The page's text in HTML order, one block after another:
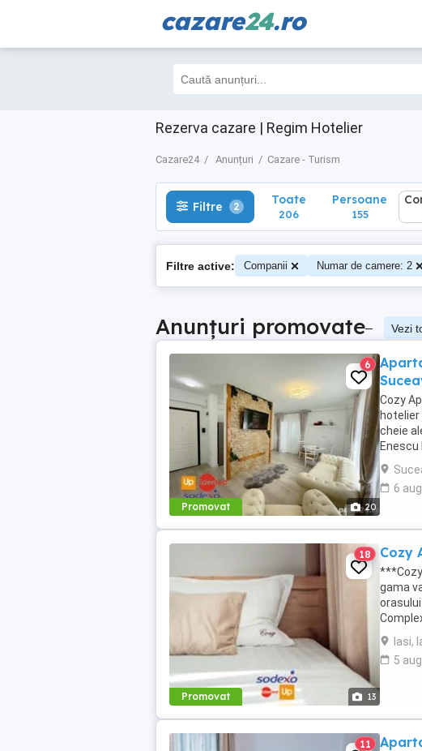
cazare24.ro
Rezerva cazare | Regim Hotelier
Cazare24 Anunțuri Cazare - Turism
Filtre 2 Toate
206
Filtre 2 Toate
206
Persoane
155
Filtre active: Companii Numar de camere: 2
Anunțuri promovate– Vezi
Promovat 20
6
Cozy
cheie
6
Promovat 13
18 Cozy
gama
Iasi,
5
11